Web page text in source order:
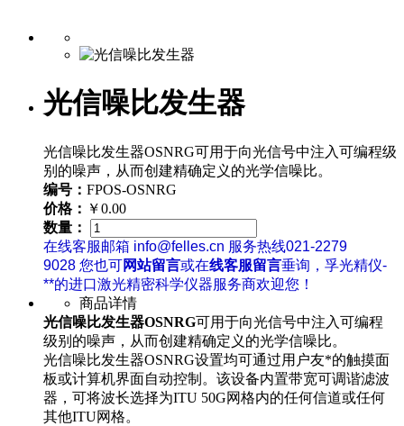
光信噪比发生器
光信噪比发生器OSNRG可用于向光信号中注入可编程级
别的噪声，从而创建精确定义的光学信噪比。
编号： FPOS-OSNRG
价格： ￥0.00
数量：
在线客服邮箱 info@felles.cn 服务热线021-2279
9028 您也可网站留言或在线客服留言垂询，孚光精仪-
**的进口激光精密科学仪器服务商欢迎您！
商品详情
光信噪比发生器OSNRG可用于向光信号中注入可编程
级别的噪声，从而创建精确定义的光学信噪比。
光信噪比发生器OSNRG设置均可通过用户友*的触摸面
板或计算机界面自动控制。该设备内置带宽可调谐滤波
器，可将波长选择为ITU 50G网格内的任何信道或任何
其他ITU网格。